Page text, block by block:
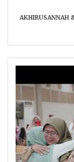
AKHIRUSANNAH